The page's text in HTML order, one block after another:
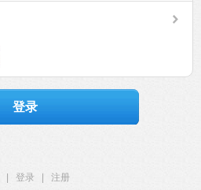
登录
登录
注册